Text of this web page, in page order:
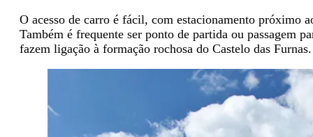
O acesso de carro é fácil, com estacionamento próximo
Também é frequente ser ponto de partida ou passagem
fazem ligação à formação rochosa do Castelo das Furnas.